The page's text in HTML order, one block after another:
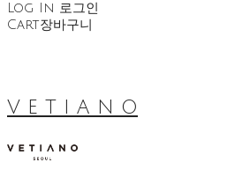
Log In 로그인
Cart장바구니
V E T I A N O